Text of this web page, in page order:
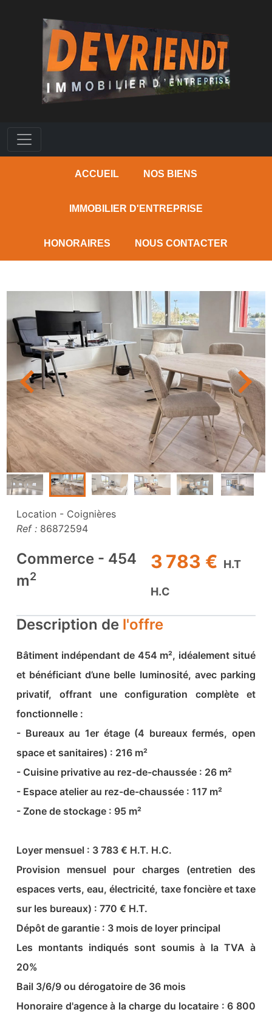
ACCUEIL NOS BIENS
IMMOBILIER D'ENTREPRISE
HONORAIRES NOUS CONTACTER
Location - Coignières
Ref : 86872594
Commerce - 454
m2
3 783 € H.T
H.C
Description de l'offre
Bâtiment indépendant de 454 m², idéalement situé
et bénéficiant d’une belle luminosité, avec parking
privatif, offrant une configuration complète et
fonctionnelle :
- Bureaux au 1er étage (4 bureaux fermés, open
space et sanitaires) : 216 m²
- Cuisine privative au rez-de-chaussée : 26 m²
- Espace atelier au rez-de-chaussée : 117 m²
- Zone de stockage : 95 m²
Loyer mensuel : 3 783 € H.T. H.C.
Provision mensuel pour charges (entretien des
espaces verts, eau, électricité, taxe foncière et taxe
sur les bureaux) : 770 € H.T.
Dépôt de garantie : 3 mois de loyer principal
Les montants indiqués sont soumis à la TVA à
20%
Bail 3/6/9 ou dérogatoire de 36 mois
Honoraire d'agence à la charge du locataire : 6 800